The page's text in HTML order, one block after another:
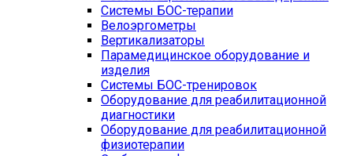
Системы БОС-терапии
Велоэргометры
Вертикализаторы
Парамедицинское оборудование и
изделия
Системы БОС-тренировок
Оборудование для реабилитационной
диагностики
Оборудование для реабилитационной
физиотерапии